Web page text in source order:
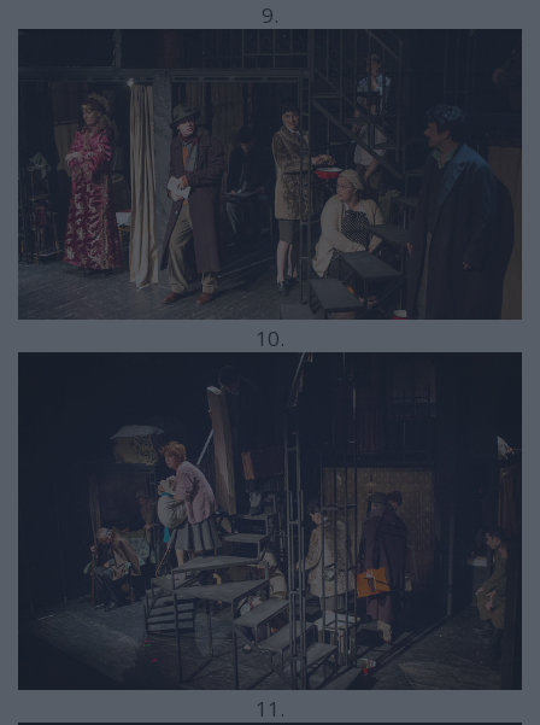
9.
10.
11.